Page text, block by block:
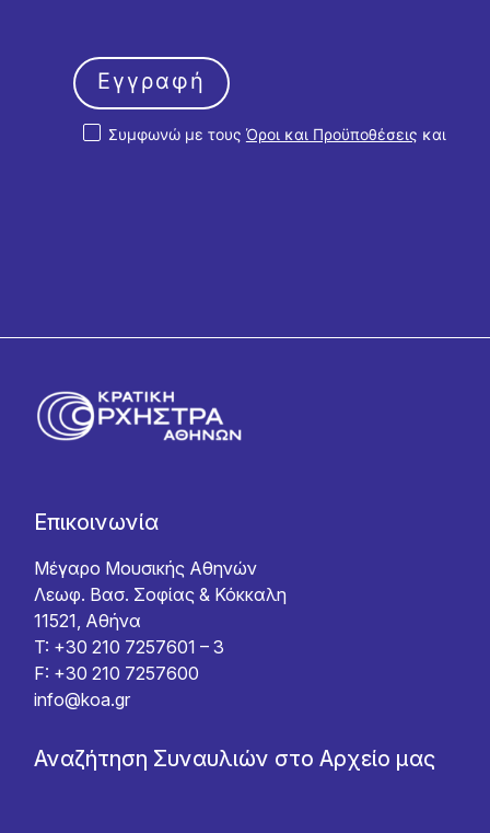
Συμφωνώ με τους Όροι και Προϋποθέσεις και
Εγγραφή
Επικοινωνία
Μέγαρο Μουσικής Αθηνών
Λεωφ. Βασ. Σοφίας & Κόκκαλη
11521, Αθήνα
T: +30 210 7257601 – 3
F: +30 210 7257600
info@koa.gr
Αναζήτηση Συναυλιών στο Αρχείο μας